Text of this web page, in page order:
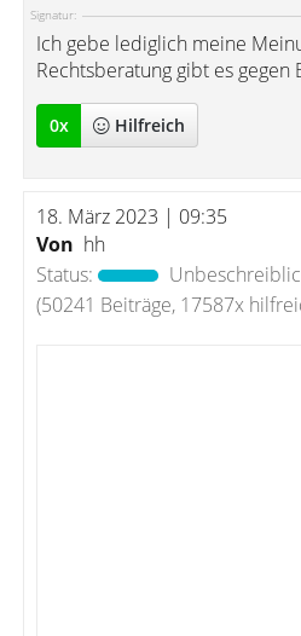
Signatur:
Ich gebe lediglich meine
Rechtsberatung gibt es gegen
0x Hilfreich
18. März 2023 | 09:35
Von hh
Status:
(50241 Beiträge, 17587x